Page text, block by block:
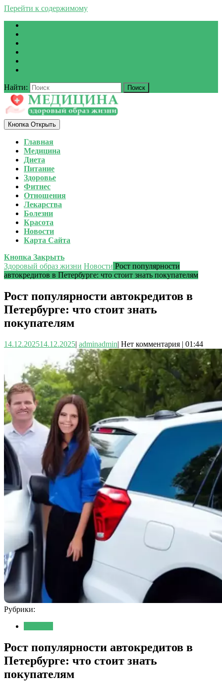
Перейти к содержимому
Найти:
Кнопка Открыть
Главная
Медицина
Диета
Питание
Здоровье
Фитнес
Отношения
Лекарства
Болезни
Красота
Новости
Карта Сайта
Кнопка Закрыть
Здоровый образ жизни Новости Рост популярности
автокредитов в Петербурге: что стоит знать покупателям
Рост популярности автокредитов в
Петербурге: что стоит знать
покупателям
14.12.202514.12.2025| adminadmin| Нет комментария | 01:44
Рубрики:
Рост популярности автокредитов в
Петербурге: что стоит знать
покупателям